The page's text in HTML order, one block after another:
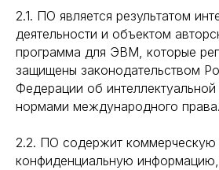
2.1. ПО является результатом
деятельности и объектом
программа для ЭВМ, которые
защищены законодательством
Федерации об
нормами международного права.
2.2. ПО содержит коммерческую
конфиденциальную